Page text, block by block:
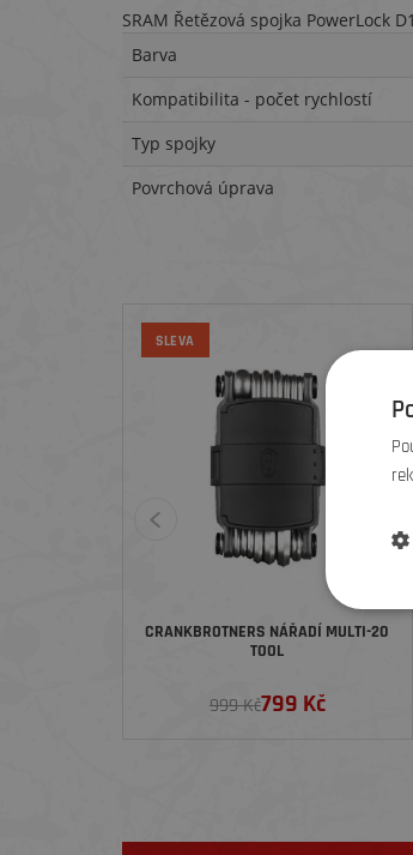
SRAM Řetězová spojka PowerLock
Barva
Kompatibilita - počet rychlostí
Typ spojky
Povrchová úprava
SLEVA
CRANKBROTNERS NÁŘADÍ MULTI-20
TOOL
999 Kč799 Kč